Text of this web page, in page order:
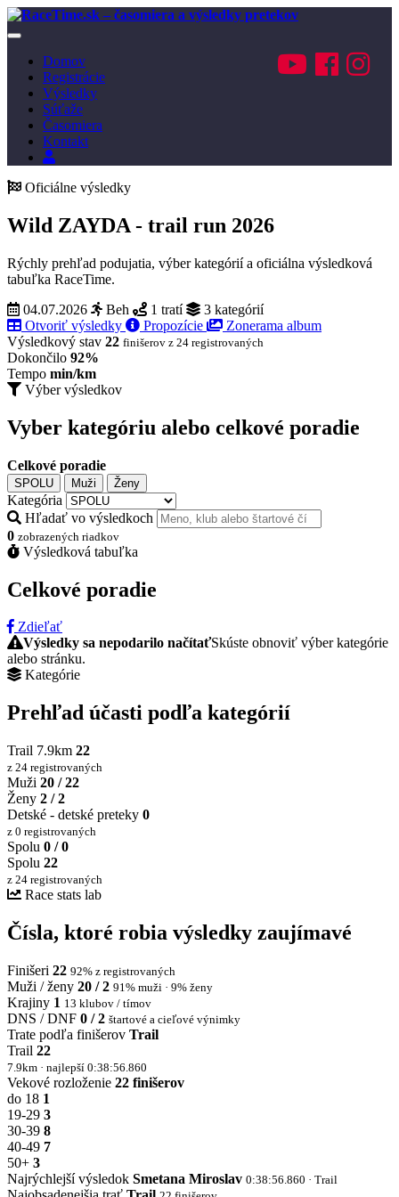
Toggle
navigationDomov
Registrácie
Výsledky
Súťaže
Časomiera
Kontakt
Prihlásenie
Oficiálne výsledky
Wild ZAYDA - trail run 2026
Rýchly prehľad podujatia, výber kategórií a oficiálna výsledková
tabuľka RaceTime.
04.07.2026
Beh 1 tratí
3 kategórií
Otvoriť výsledky
Propozície
Zonerama album
Výsledkový stav 22 finišerov z 24 registrovaných
Dokončilo 92%
Tempo min/km
Výber výsledkov
Vyber kategóriu alebo celkové poradie
Celkové poradie
SPOLU Muži Ženy
Kategória
Hľadať vo výsledkoch
0 zobrazených riadkov
Výsledková tabuľka
Celkové poradie
Zdieľať
Výsledky sa nepodarilo načítaťSkúste obnoviť výber kategórie
alebo stránku.
Kategórie
Prehľad účasti podľa kategórií
Trail 7.9km 22
z 24 registrovaných
Muži 20 / 22
Ženy 2 / 2
Detské - detské preteky 0
z 0 registrovaných
Spolu 0 / 0
Spolu 22
z 24 registrovaných
Race stats lab
Čísla, ktoré robia výsledky zaujímavé
Finišeri 22 92% z registrovaných
Muži / ženy 20 / 2 91% muži · 9% ženy
Krajiny 1 13 klubov / tímov
DNS / DNF 0 / 2 štartové a cieľové výnimky
Trate podľa finišerov Trail
Trail 22
7.9km · najlepší 0:38:56.860
Vekové rozloženie 22 finišerov
do 18 1
19-29 3
30-39 8
40-49 7
50+ 3
Najrýchlejší výsledok Smetana Miroslav 0:38:56.860 · Trail